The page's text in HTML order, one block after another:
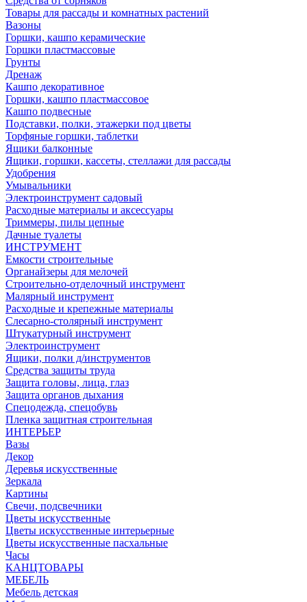
Товары для рассады и комнатных растений
Вазоны
Горшки, кашпо керамические
Горшки пластмассовые
Грунты
Дренаж
Кашпо декоративное
Горшки, кашпо пластмассовое
Кашпо подвесные
Подставки, полки, этажерки под цветы
Торфяные горшки, таблетки
Ящики балконные
Ящики, горшки, кассеты, стеллажи для рассады
Удобрения
Умывальники
Электроинструмент садовый
Расходные материалы и аксессуары
Триммеры, пилы цепные
Дачные туалеты
ИНСТРУМЕНТ
Емкости строительные
Органайзеры для мелочей
Строительно-отделочный инструмент
Малярный инструмент
Расходные и крепежные материалы
Слесарно-столярный инструмент
Штукатурный инструмент
Электроинструмент
Ящики, полки д/инструментов
Средства защиты труда
Защита головы, лица, глаз
Защита органов дыхания
Спецодежда, спецобувь
Пленка защитная строительная
ИНТЕРЬЕР
Вазы
Декор
Деревья искусственные
Зеркала
Картины
Свечи, подсвечники
Цветы искусственные
Цветы искусственные интерьерные
Цветы искусственные пасхальные
Часы
КАНЦТОВАРЫ
МЕБЕЛЬ
Мебель детская